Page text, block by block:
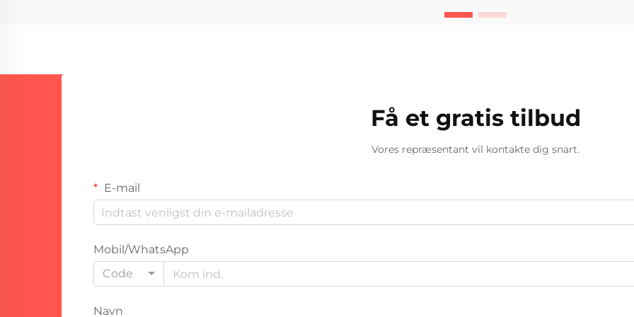
rolle i, hvad der faktisk fungerer
Få et gratis tilbud
Vores repræsentant vil kontakte dig snart.
E-mail
Mobil/WhatsApp
Code
Navn